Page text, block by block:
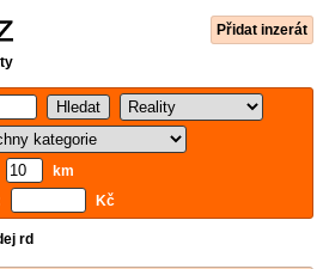
Přidat inzerát
km
Kč
rd